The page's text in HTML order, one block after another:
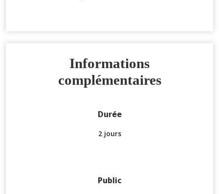
Informations
complémentaires
Durée
2 jours
Public